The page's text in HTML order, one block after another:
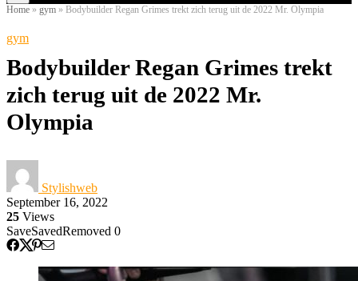
Home » gym » Bodybuilder Regan Grimes trekt zich terug uit de 2022 Mr. Olympia
gym
Bodybuilder Regan Grimes trekt
zich terug uit de 2022 Mr.
Olympia
Stylishweb
September 16, 2022
25 Views
SaveSavedRemoved 0